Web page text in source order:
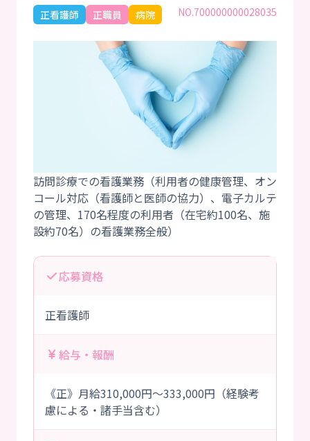
正看護師 正職員 病院 NO.700000000028035
訪問診療での看護業務（利用者の健康管理、オン
コール対応（看護師と医師の協力）、電子カルテ
の管理、170名程度の利用者（在宅約100名、施
応募資格
正看護師
給与・報酬
《正》月給310,000円～333,000円（経験考
慮による・諸手当含む）